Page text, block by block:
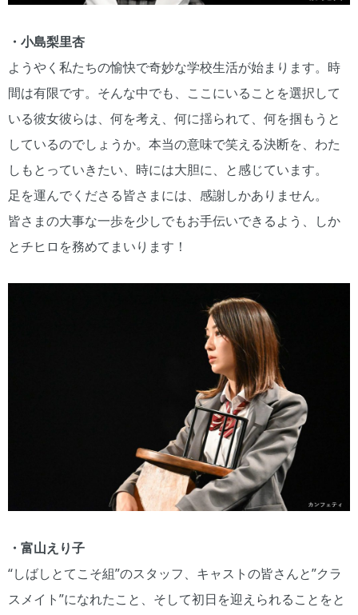
・⼩島梨里杏
ようやく私たちの愉快で奇妙な学校生活が始まります。時
間は有限です。そんな中でも、ここにいることを選択して
いる彼女彼らは、何を考え、何に揺られて、何を掴もうと
しているのでしょうか。本当の意味で笑える決断を、わた
しもとっていきたい、時には大胆に、と感じています。
足を運んでくださる皆さまには、感謝しかありません。
皆さまの大事な一歩を少しでもお手伝いできるよう、しか
とチヒロを務めてまいります！
・富山えり子
“しばしとてこそ組”のスタッフ、キャストの皆さんと”クラ
スメイト”になれたこと、そして初日を迎えられることをと